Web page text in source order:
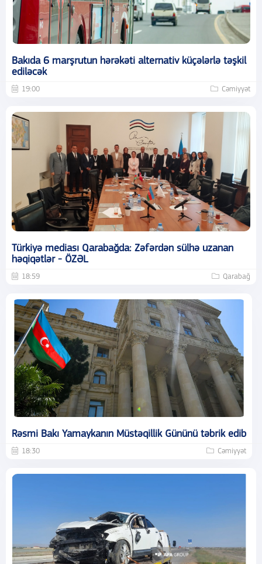
Bakıda 6 marşrutun hərəkəti alternativ küçələrlə təşkil
ediləcək
19:00 Cəmiyyət
Türkiyə mediası Qarabağda: Zəfərdən sülhə uzanan
həqiqətlər - ÖZƏL
18:59 Qarabağ
Rəsmi Bakı Yamaykanın Müstəqillik Gününü təbrik edib
18:30 Cəmiyyət